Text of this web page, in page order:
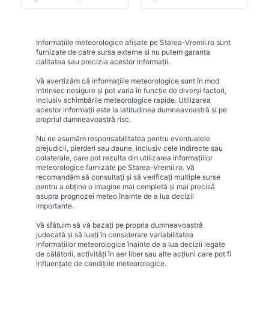
Informațiile meteorologice afișate pe Starea-Vremii.ro sunt
furnizate de catre sursa externe si nu putem garanta
calitatea sau precizia acestor informații.
Vă avertizăm că informațiile meteorologice sunt în mod
intrinsec nesigure și pot varia în funcție de diverși factori,
inclusiv schimbările meteorologice rapide. Utilizarea
acestor informații este la latitudinea dumneavoastră și pe
propriul dumneavoastră risc.
Nu ne asumăm responsabilitatea pentru eventualele
prejudicii, pierderi sau daune, inclusiv cele indirecte sau
colaterale, care pot rezulta din utilizarea informațiilor
meteorologice furnizate pe Starea-Vremii.ro. Vă
recomandăm să consultați și să verificați multiple surse
pentru a obține o imagine mai completă și mai precisă
asupra prognozei meteo înainte de a lua decizii
importante.
Vă sfătuim să vă bazați pe propria dumneavoastră
judecată și să luați în considerare variabilitatea
informațiilor meteorologice înainte de a lua decizii legate
de călătorii, activități în aer liber sau alte acțiuni care pot fi
influențate de condițiile meteorologice.